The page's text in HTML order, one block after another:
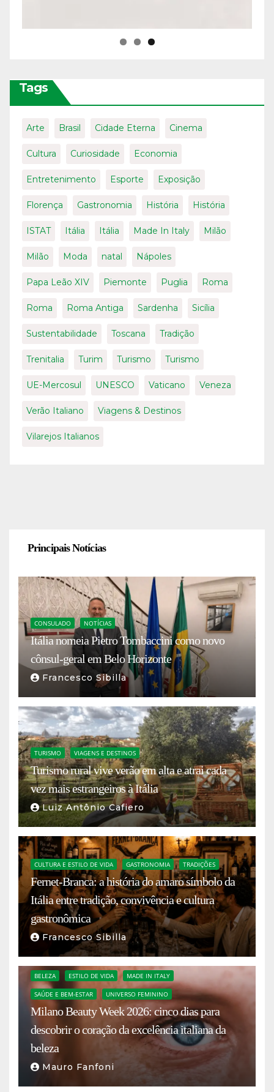
Tags
Arte Brasil Cidade Eterna Cinema
Cultura Curiosidade Economia
Entretenimento Esporte Exposição
Florença Gastronomia História História
ISTAT Itália Itália Made In Italy Milão
Milão Moda natal Nápoles
Papa Leão XIV Piemonte Puglia Roma
Roma Roma Antiga Sardenha Sicília
Sustentabilidade Toscana Tradição
Trenitalia Turim Turismo Turismo
UE-Mercosul UNESCO Vaticano Veneza
Verão Italiano Viagens & Destinos
Vilarejos Italianos
Principais Notícias
CONSULADO NOTÍCIAS
Itália nomeia Pietro Tombaccini como novo
cônsul-geral em Belo Horizonte
Francesco Sibilla
TURISMO VIAGENS E DESTINOS
Turismo rural vive verão em alta e atrai cada
vez mais estrangeiros à Itália
Luiz Antônio Cafiero
CULTURA E ESTILO DE VIDA GASTRONOMIA TRADIÇÕES
Fernet-Branca: a história do amaro símbolo da
Itália entre tradição, convivência e cultura
gastronômica
Francesco Sibilla
BELEZA ESTILO DE VIDA MADE IN ITALY
SAÚDE E BEM-ESTAR UNIVERSO FEMININO
Milano Beauty Week 2026: cinco dias para
descobrir o coração da excelência italiana da
beleza
Mauro Fanfoni